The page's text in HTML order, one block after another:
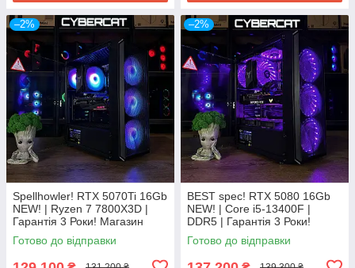
–2%
Spellhowler! RTX 5070Ti 16Gb
NEW! | Ryzen 7 7800Х3D |
Гарантія 3 Роки! Магазин
Ігровий Компютер ПК від
CyberCat
Готово до відправки
–2%
BEST spec! RTX 5080 16Gb
NEW! | Core i5-13400F |
DDR5 | Гарантія 3 Роки!
Ігровий Компютер ПК від
Магазин CyberCat
Готово до відправки